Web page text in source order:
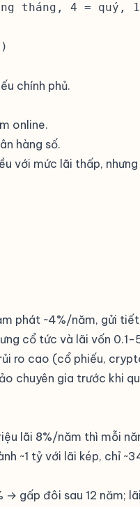
tháng, 4 = quý, 1
chính phủ.
online.
hàng số.
với mức lãi thấp,
phát ~4%/năm, gửi
cổ tức và lãi vốn 0.1-
ro cao (cổ phiếu,
chuyên gia trước khi
lãi 8%/năm thì mỗi
~1 tỷ với lãi kép, chỉ
gấp đôi sau 12 năm;